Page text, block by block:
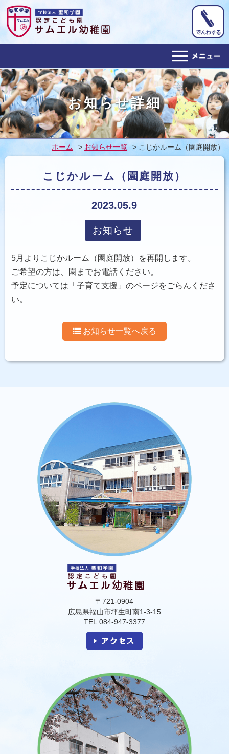
ホーム
幼稚園概要
教育目標
１日の予定
年間行事
アクセス
子育て支援
お知らせ詳細
ホーム > お知らせ一覧 > こじかルーム（園庭開放）
こじかルーム（園庭開放）
2023.05.9
お知らせ
5月よりこじかルーム（園庭開放）を再開します。
ご希望の方は、園までお電話ください。
予定については「子育て支援」のページをごらんくださ
い。
お知らせ一覧へ戻る
〒721-0904
広島県福山市坪生町南1-3-15
TEL:084-947-3377